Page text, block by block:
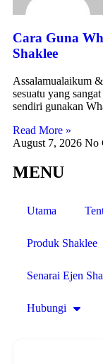
Cara Guna
Shaklee
Assalamualaikum
sesuatu yang
sendiri gunakan
Read More »
August 7, 2026 No
MENU
Utama
Produk Shaklee
Senarai Ejen
Hubungi